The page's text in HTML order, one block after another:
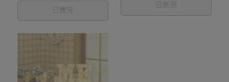
已售完
已售完